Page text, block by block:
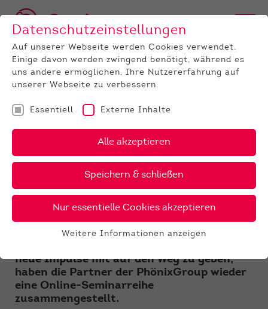
UNTERNEHMEN News
Phönix-Webinar-Reihe mit
spannender
Betriebsreportage
neue Impulse mit auf den Weg zu geben,
haben die Partner der PhönixGroup wieder
eine Online-Seminarreihe
zusammengestellt.
Datenschutzeinstellungen
Auf unserer Webseite werden Cookies verwendet.
Einige davon werden zwingend benötigt, während es
uns andere ermöglichen, Ihre Nutzererfahrung auf
unserer Webseite zu verbessern.
Essentiell Externe Inhalte
Alle akzeptieren
Speichern & schließen
Nur essentielle Cookies akzeptieren
Funktionen der Webseite benötigt. Dadurch ist
gewährleistet, dass die Webseite einwandfrei
Weitere Informationen anzeigen